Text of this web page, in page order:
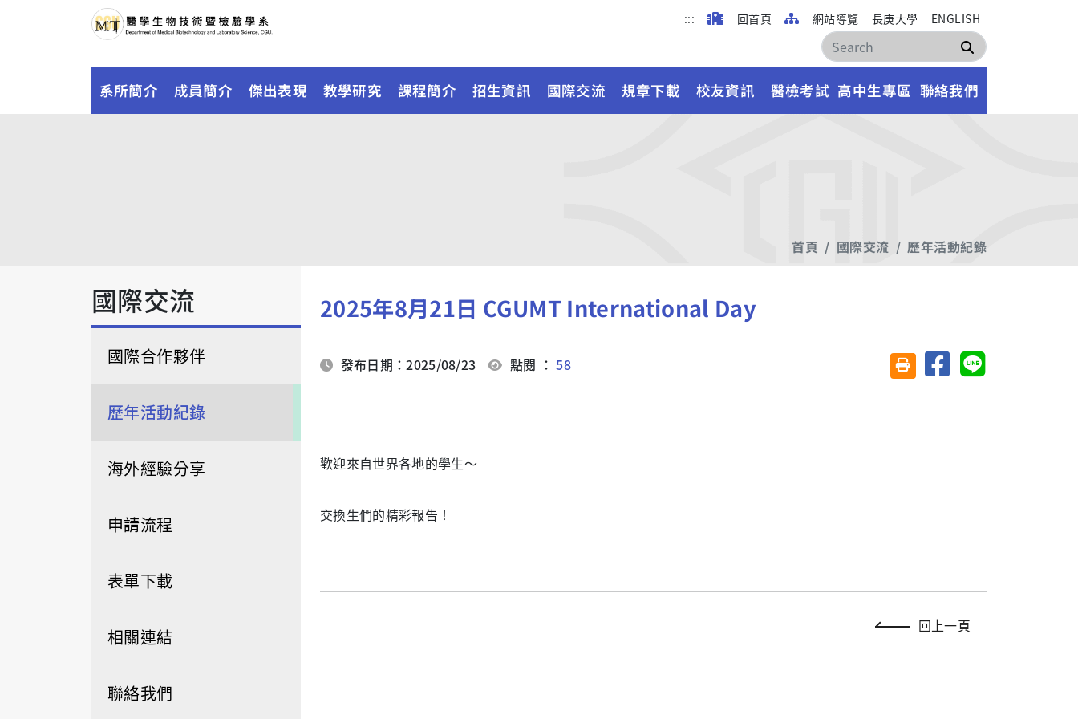
::: 回首頁 網站導覽 長庚大學 ENGLISH
搜尋
系所簡介 成員簡介 傑出表現 教學研究 課程簡介 招生資訊 國際交流 規章下載 校友資訊 醫檢考試 高中生專區 聯絡我們
首頁 國際交流 歷年活動紀錄
國際交流
國際合作夥伴
歷年活動紀錄
海外經驗分享
申請流程
表單下載
相關連結
聯絡我們
2025年8月21日 CGUMT International Day
發布日期：2025/08/23 點閱 ：58 友善列印(另開視窗)
分享至臉書分享至 Line
歡迎來自世界各地的學生～
交換生們的精彩報告！
回上一頁